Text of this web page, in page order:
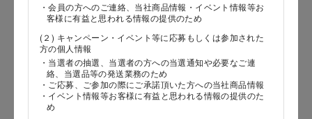
・会員の方へのご連絡、当社商品情報・イベント情報等お
客様に有益と思われる情報の提供のため
(２) キャンペーン・イベント等に応募もしくは参加された
方の個人情報
・当選者の抽選、当選者の方への当選通知や必要なご連
絡、当選品等の発送業務のため
・ご応募、ご参加の際にご承諾頂いた方への当社商品情報
・イベント情報等お客様に有益と思われる情報の提供のた
め
お問い合わせ時氏名（カナ）
［セイ］
［メイ］
（全角で入力してください）